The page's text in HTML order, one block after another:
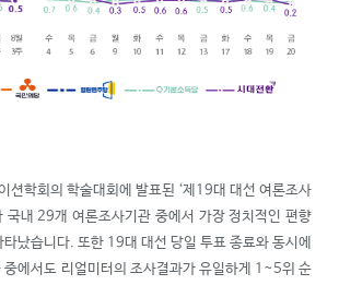
션학회의 학술대회에 발표된 ‘제19대 대선 여론조사
국내 29개 여론조사기관 중에서 가장 정치적인 편향
났습니다. 또한 19대 대선 당일 투표 종료와 동시에
중에서도 리얼미터의 조사결과가 유일하게 1~5위 순